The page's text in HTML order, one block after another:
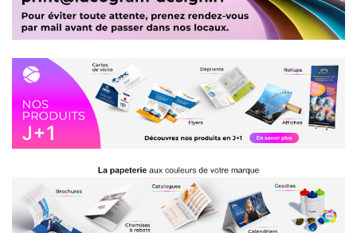
VOTRE PROJET
Produit
Quantité
Date de livraison souhaitée
PROPRIÉTÉS
Format